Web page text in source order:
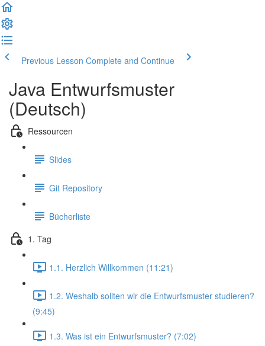
Previous Lesson Complete and Continue
Java Entwurfsmuster
(Deutsch)
Ressourcen
Slides
Git Repository
Bücherliste
1. Tag
1.1. Herzlich Willkommen (11:21)
1.2. Weshalb sollten wir die Entwurfsmuster studieren?
(9:45)
1.3. Was ist ein Entwurfsmuster? (7:02)